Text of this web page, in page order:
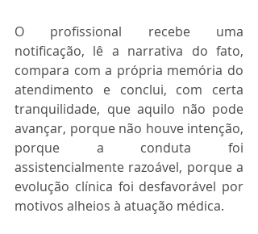
O profissional recebe uma
notificação, lê a narrativa do fato,
compara com a própria memória do
atendimento e conclui, com certa
tranquilidade, que aquilo não pode
avançar, porque não houve intenção,
porque a conduta foi
assistencialmente razoável, porque a
evolução clínica foi desfavorável por
motivos alheios à atuação médica.